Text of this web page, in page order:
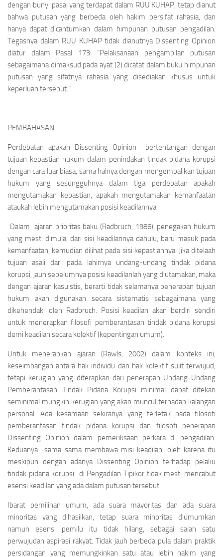
dengan bunyi pasal yang terdapat dalam RUU KUHAP, tetap dianut
bahwa putusan yang berbeda oleh hakim bersifat rahasia, dan
hanya dapat dicantumkan dalam himpunan putusan pengadilan.
Tegasnya dalam RUU KUHAP tidak dianutnya Dissenting Opinion
diatur dalam Pasal 173: “Pelaksanaan pengambilan putusan
sebagaimana dimaksud pada ayat (2) dicatat dalam buku himpunan
putusan yang sifatnya rahasia yang disediakan khusus untuk
keperluan tersebut.”
PEMBAHASAN
Perdebatan apakah Dissenting Opinion bertentangan dengan
tujuan kepastian hukum dalam penindakan tindak pidana korupsi
dengan cara luar biasa, sama halnya dengan mengembalikan tujuan
hukum yang sesungguhnya dalam tiga perdebatan apakah
mengutamakan kepastian, apakah mengutamakan kemanfaatan
ataukah lebih mengutamakan posisi keadilannya.
Dalam ajaran prioritas baku (Radbruch, 1986), penegakan hukum
yang mesti dimulai dari sisi keadilannya dahulu, baru masuk pada
kemanfaatan, kemudian dilihat pada sisi kepastiannya. Jika ditelaah
tujuan asali dari pada lahirnya undang-undang tindak pidana
korupsi, jauh sebelumnya posisi keadilanlah yang diutamakan, maka
dengan ajaran kasuistis, berarti tidak selamanya penerapan tujuan
hukum akan digunakan secara sistematis sebagaimana yang
dikehendaki oleh Radbruch. Posisi keadilan akan berdiri sendiri
untuk menerapkan filosofi pemberantasan tindak pidana korupsi
demi keadilan secara kolektif (kepentingan umum).
Untuk menerapkan ajaran (Rawls, 2002) dalam konteks ini,
keseimbangan antara hak individu dan hak kolektif sulit terwujud,
tetapi kerugian yang diterapkan dari penerapan Undang-Undang
Pemberantasan Tindak Pidana Korupsi minimal dapat ditekan
seminimal mungkin kerugian yang akan muncul terhadap kalangan
personal. Ada kesamaan sekiranya yang terletak pada filosofi
pemberantasan tindak pidana korupsi dan filosofi penerapan
Dissenting Opiniondalam pemeriksaan perkara di pengadilan.
Keduanya sama-sama membawa misi keadilan, oleh karena itu
meskipun dengan adanya Dissenting Opinionterhadap pelaku
tindak pidana korupsi di Pengadilan Tipikor tidak mesti mencabut
esensi keadilan yang ada dalam putusan tersebut.
Ibarat pemilihan umum, ada suara mayoritas dan ada suara
minoritas yang dihasilkan, tetap suara minoritas diumumkan
namun esensi pemilu itu tidak hilang, sebagai salah satu
perwujudan aspirasi rakyat. Tidak jauh berbeda pula dalam praktik
persidangan yang memungkinkan satu atau lebih hakim yang